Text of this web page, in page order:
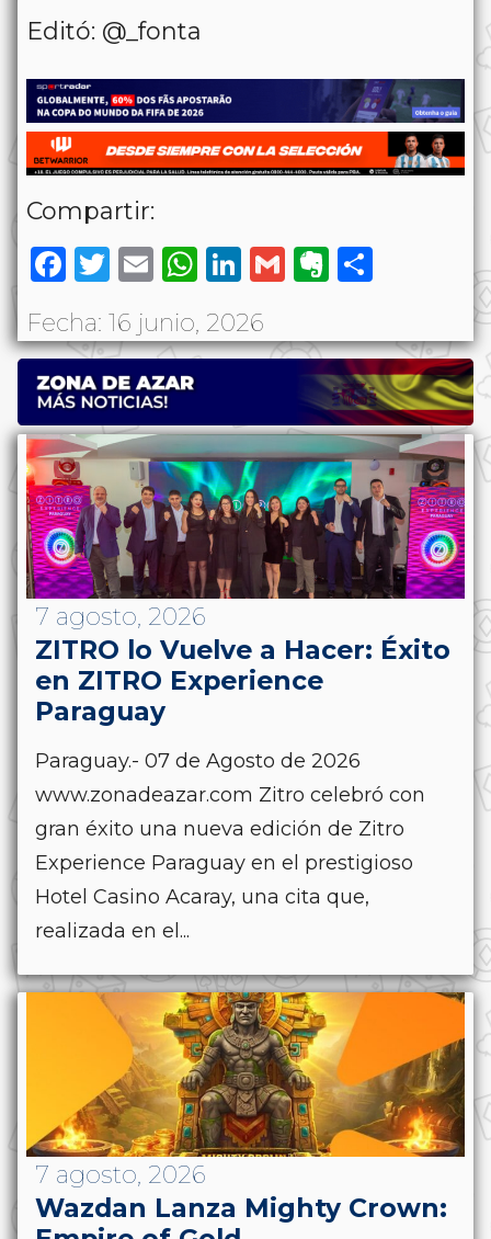
Editó: @_fonta
Compartir:
Facebook
Twitter
EmailWhatsApp
LinkedIn
GmailEvernote
Fecha: 16 junio, 2026
7 agosto, 2026
ZITRO lo Vuelve a Hacer: Éxito
en ZITRO Experience
Paraguay
Paraguay.- 07 de Agosto de 2026
www.zonadeazar.com Zitro celebró con
gran éxito una nueva edición de Zitro
Experience Paraguay en el prestigioso
Hotel Casino Acaray, una cita que,
realizada en el...
7 agosto, 2026
Wazdan Lanza Mighty Crown: